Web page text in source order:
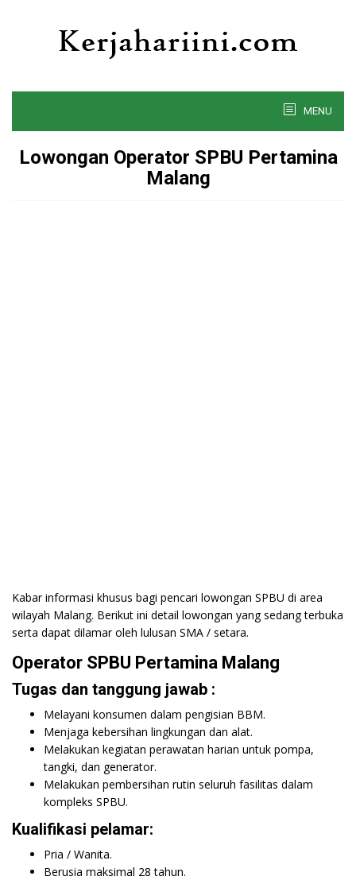
MENU
Lowongan Operator SPBU Pertamina
Malang
Kabar informasi khusus bagi pencari lowongan SPBU di area
wilayah Malang. Berikut ini detail lowongan yang sedang terbuka
serta dapat dilamar oleh lulusan SMA / setara.
Operator SPBU Pertamina Malang
Tugas dan tanggung jawab :
Melayani konsumen dalam pengisian BBM.
Menjaga kebersihan lingkungan dan alat.
Melakukan kegiatan perawatan harian untuk pompa,
tangki, dan generator.
Melakukan pembersihan rutin seluruh fasilitas dalam
kompleks SPBU.
Kualifikasi pelamar:
Pria / Wanita.
Berusia maksimal 28 tahun.